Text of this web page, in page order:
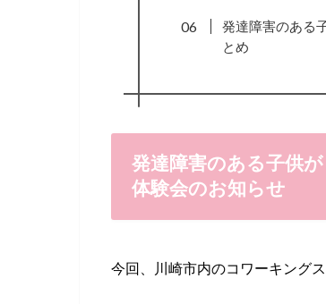
発達障害のある
とめ
発達障害のある子供
体験会のお知らせ
今回、川崎市内のコワーキング